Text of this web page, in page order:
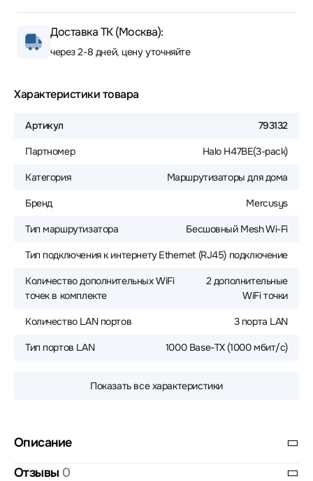
Доставка ТК (Москва):
через 2-8 дней, цену уточняйте
Характеристики товара
Артикул 793132
Партномер Halo H47BE(3-pack)
Категория Маршрутизаторы для дома
Бренд Mercusys
Тип маршрутизатора Бесшовный Mesh Wi-Fi
Тип подключения к интернетуEthernet (RJ45) подключение
Количество дополнительных WiFi
точек в комплекте
2 дополнительные
WiFi точки
Количество LAN портов 3 порта LAN
Тип портов LAN 1000 Base-TX (1000 мбит/с)
Показать все характеристики
Описание
Отзывы 0